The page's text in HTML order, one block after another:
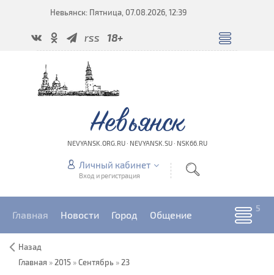
Невьянск: Пятница, 07.08.2026, 12:39
rss 18+
Невьянск
NEVYANSK.ORG.RU · NEVYANSK.SU · NSK66.RU
Личный кабинет
Вход и регистрация
Главная Новости Город Общение
Назад
Главная » 2015 »Сентябрь » 23